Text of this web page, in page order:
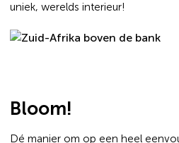
uniek, werelds interieur!
Bloom!
Dé manier om op een heel